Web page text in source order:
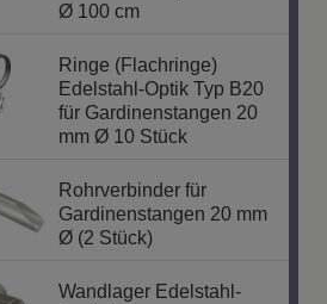
Ø 100 cm
Ringe (Flachringe)
Edelstahl-Optik Typ B20
für Gardinenstangen 20
mm Ø 10 Stück
Rohrverbinder für
Gardinenstangen 20 mm
Ø (2 Stück)
Wandlager Edelstahl-